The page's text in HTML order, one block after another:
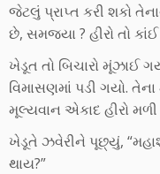
જેટલું પ્રાપ્ત કરી શકો
છે, સમજ્યા ? હીરો તો
ખેડૂત તો બિચારો મૂંઝાઈ
વિમાસણમાં પડી ગયો.
મૂલ્યવાન એકાદ હીરો
ખેડૂતે ઝવેરીને પૂછ્યું,
થાય?”